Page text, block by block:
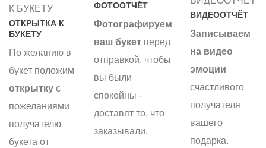
ОТКРЫТКА К
БУКЕТУ
По желанию в
букет положим
открытку с
пожеланиями
получателю
букета от
ФОТООТЧЁТ
Фотографируем
ваш букет перед
отправкой, чтобы
вы были
спокойны -
доставят то, что
заказывали.
ВИДЕООТЧЁТ
Записываем
на видео
эмоции
счастливого
получателя
вашего
подарка.